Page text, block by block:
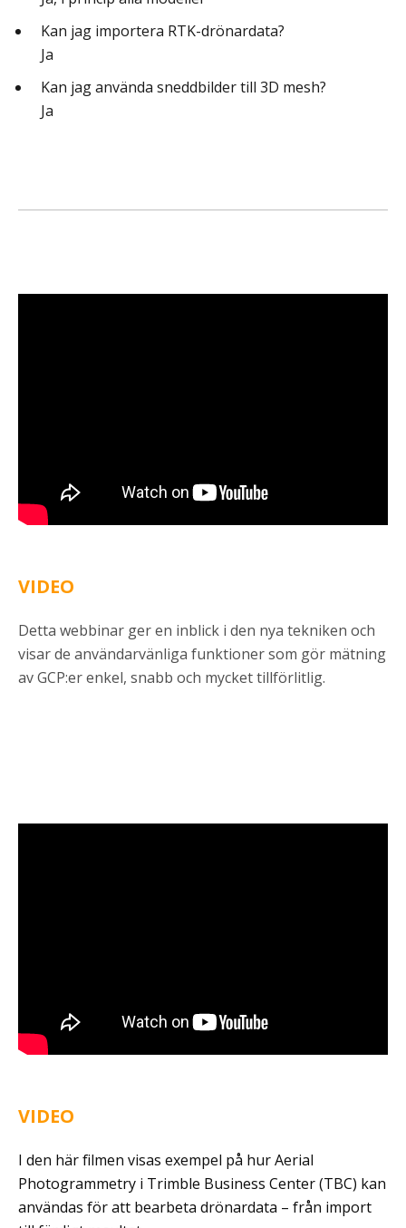
Kan jag importera RTK-drönardata?
Ja
Kan jag använda sneddbilder till 3D mesh?
Ja
VIDEO
Detta webbinar ger en inblick i den nya tekniken och
visar de användarvänliga funktioner som gör mätning
av GCP:er enkel, snabb och mycket tillförlitlig.
VIDEO
I den här filmen visas exempel på hur Aerial
Photogrammetry i Trimble Business Center (TBC) kan
användas för att bearbeta drönardata – från import